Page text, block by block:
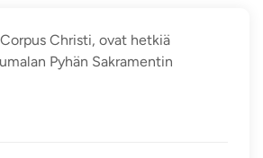
Christi, ovat hetkiä
Pyhän Sakramentin